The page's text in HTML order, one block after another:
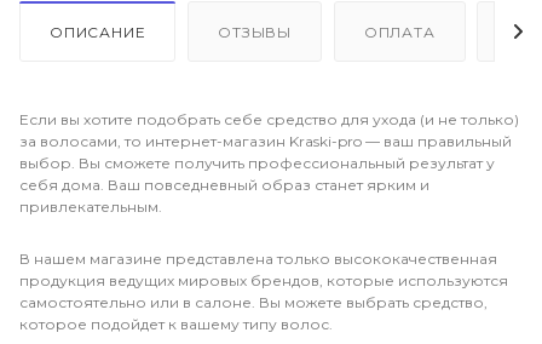
ОПИСАНИЕ ОТЗЫВЫ ОПЛАТА
Если вы хотите подобрать себе средство для ухода (и не только)
за волосами, то интернет-магазин Kraski-pro — ваш правильный
выбор. Вы сможете получить профессиональный результат у
себя дома. Ваш повседневный образ станет ярким и
привлекательным.
В нашем магазине представлена только высококачественная
продукция ведущих мировых брендов, которые используются
самостоятельно или в салоне. Вы можете выбрать средство,
которое подойдет к вашему типу волос.